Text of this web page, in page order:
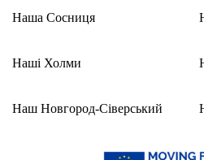
Наша Сосниця
Наші Холми
Наш Новгород-Сіверський